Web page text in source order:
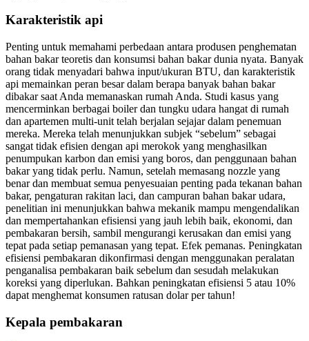
Karakteristik api
Penting untuk memahami perbedaan antara produsen penghematan
bahan bakar teoretis dan konsumsi bahan bakar dunia nyata. Banyak
orang tidak menyadari bahwa input/ukuran BTU, dan karakteristik
api memainkan peran besar dalam berapa banyak bahan bakar
dibakar saat Anda memanaskan rumah Anda. Studi kasus yang
mencerminkan berbagai boiler dan tungku udara hangat di rumah
dan apartemen multi-unit telah berjalan sejajar dalam penemuan
mereka. Mereka telah menunjukkan subjek “sebelum” sebagai
sangat tidak efisien dengan api merokok yang menghasilkan
penumpukan karbon dan emisi yang boros, dan penggunaan bahan
bakar yang tidak perlu. Namun, setelah memasang nozzle yang
benar dan membuat semua penyesuaian penting pada tekanan bahan
bakar, pengaturan rakitan laci, dan campuran bahan bakar udara,
penelitian ini menunjukkan bahwa mekanik mampu mengendalikan
dan mempertahankan efisiensi yang jauh lebih baik, ekonomi, dan
pembakaran bersih, sambil mengurangi kerusakan dan emisi yang
tepat pada setiap pemanasan yang tepat. Efek pemanas. Peningkatan
efisiensi pembakaran dikonfirmasi dengan menggunakan peralatan
penganalisa pembakaran baik sebelum dan sesudah melakukan
koreksi yang diperlukan. Bahkan peningkatan efisiensi 5 atau 10%
dapat menghemat konsumen ratusan dolar per tahun!
Kepala pembakaran